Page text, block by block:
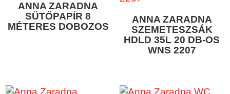
ANNA ZARADNA
SÜTŐPAPÍR 8
MÉTERES DOBOZOS
ANNA ZARADNA
SZEMETESZSÁK
HDLD 35L 20 DB-OS
WNS 2207